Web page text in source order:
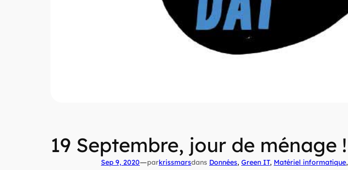
19 Septembre, jour de ménage !
Sep 9, 2020—parkrissmarsdans Données, Green IT, Matériel informatique,